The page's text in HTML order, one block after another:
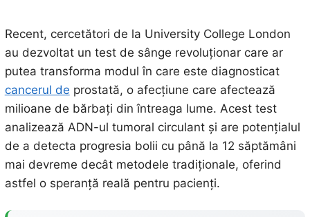
Recent, cercetători de la University College London
au dezvoltat un test de sânge revoluționar care ar
putea transforma modul în care este diagnosticat
cancerul de prostată, o afecțiune care afectează
milioane de bărbați din întreaga lume. Acest test
analizează ADN-ul tumoral circulant și are potențialul
de a detecta progresia bolii cu până la 12 săptămâni
mai devreme decât metodele tradiționale, oferind
astfel o speranță reală pentru pacienți.